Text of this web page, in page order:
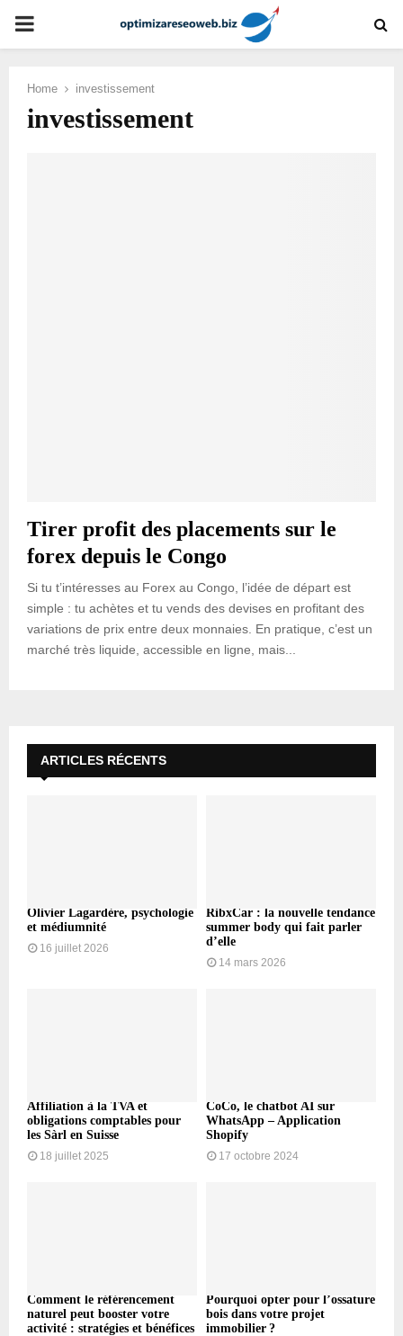
PRIMARY
Home investissement
investissement
Tirer profit des placements sur le
forex depuis le Congo
Si tu t’intéresses au Forex au Congo, l’idée de départ est
simple : tu achètes et tu vends des devises en profitant des
variations de prix entre deux monnaies. En pratique, c’est un
marché très liquide, accessible en ligne, mais...
ARTICLES RÉCENTS
Olivier Lagardère, psychologie
et médiumnité
16 juillet 2026
RibxCar : la nouvelle tendance
summer body qui fait parler
d’elle
14 mars 2026
Affiliation à la TVA et
obligations comptables pour
les Sàrl en Suisse
18 juillet 2025
CoCo, le chatbot AI sur
WhatsApp – Application
Shopify
17 octobre 2024
Comment le référencement
naturel peut booster votre
activité : stratégies et bénéfices
Pourquoi opter pour l’ossature
bois dans votre projet
immobilier ?